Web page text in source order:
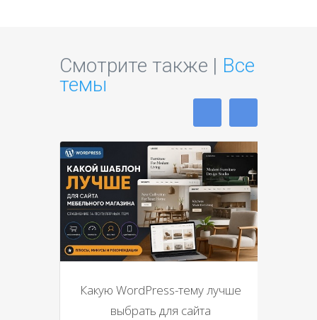
Смотрите также | Все
темы
Какую WordPress-тему лучше
выбрать для сайта